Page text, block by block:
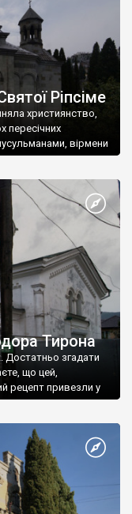
Ріпсіме
християнство,
пересічних
вірмени
Тирона
Достатньо згадати
що цей,
рецепт привезли у